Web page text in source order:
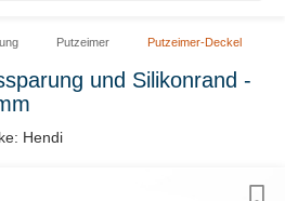
Putzeimer Putzeimer-Deckel
und Silikonrand -
Hendi